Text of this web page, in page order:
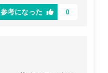
参考になった 0